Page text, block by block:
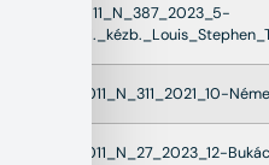
22011_N_387_2023_5-
22011_N_311_2021_10-
22011_N_27_2023_12-